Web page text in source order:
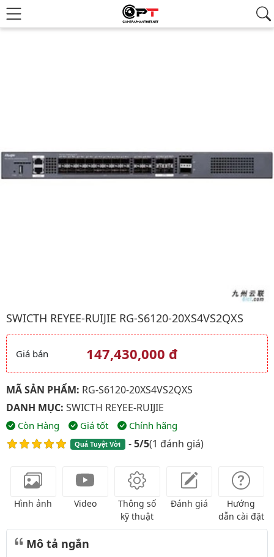
SWICTH REYEE-RUIJIE RG-S6120-20XS4VS2QXS
Giá và khuyến mãi
Giá bán 147,430,000 đ
MÃ SẢN PHẨM: RG-S6120-20XS4VS2QXS
DANH MỤC: SWICTH REYEE-RUIJIE
Còn Hàng Giá tốt Chính hãng
Quá Tuyệt Vời -5/5(1 đánh giá)
Hình ảnh Video
Thông số
kỹ thuật
Đánh giá
Hướng
dẫn cài đặt
Mô tả ngắn